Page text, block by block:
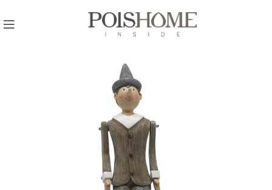
ARTICOLI NELCATALOGO